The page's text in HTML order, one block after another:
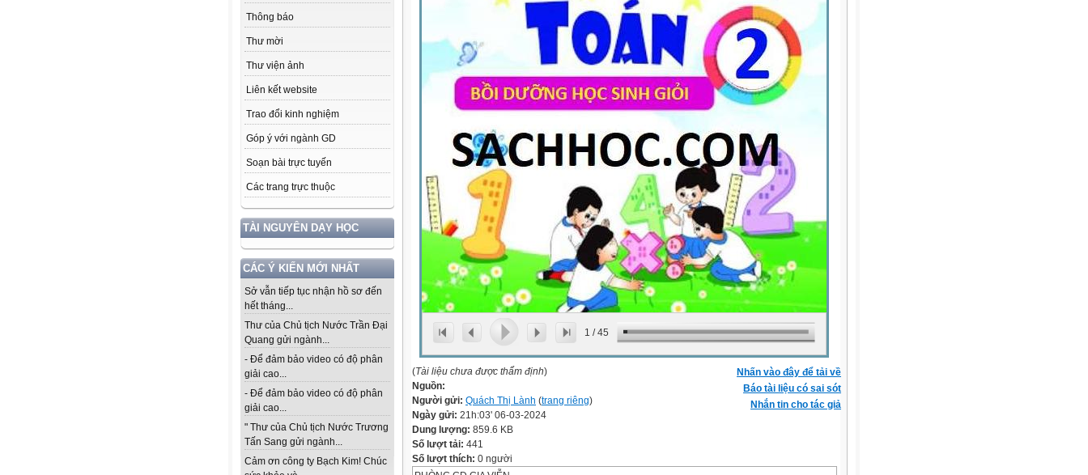
Thông báo
Thư mời
Thư viện ảnh
Liên kết website
Trao đổi kinh nghiệm
Góp ý với ngành GD
Soạn bài trực tuyến
Các trang trực thuộc
TÀI NGUYÊN DẠY HỌC
CÁC Ý KIẾN MỚI NHẤT
Sở vẫn tiếp tục nhận hồ sơ đến
hết tháng...
Thư của Chủ tịch Nước Trần Đại
Quang gửi ngành...
- Để đảm bảo video có độ phân
giải cao...
- Để đảm bảo video có độ phân
giải cao...
" Thư của Chủ tịch Nước Trương
Tấn Sang gửi ngành...
Cảm ơn công ty Bạch Kim! Chúc
1 /45
Nhấn vào đây để tải về
Báo tài liệu có sai sót
Nhắn tin cho tác giả
(Tài liệu chưa được thẩm định)
Nguồn:
Người gửi: Quách Thị Lành (trang riêng)
Ngày gửi: 21h:03' 06-03-2024
Dung lượng: 859.6 KB
Số lượt tải: 441
Số lượt thích: 0 người